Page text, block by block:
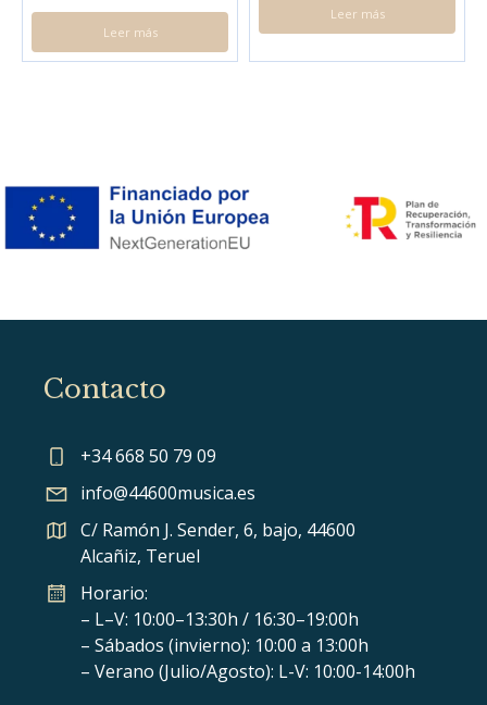
Leer más
Leer más
Contacto
+34 668 50 79 09
info@44600musica.es
C/ Ramón J. Sender, 6, bajo, 44600
Alcañiz, Teruel
Horario:
– L–V: 10:00–13:30h / 16:30–19:00h
– Sábados (invierno): 10:00 a 13:00h
– Verano (Julio/Agosto): L-V: 10:00-14:00h